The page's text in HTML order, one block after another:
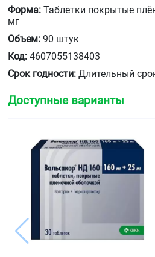
Форма: Таблетки покрытые
мг
Объем: 90 штук
Код: 4607055138403
Срок годности: Длительный
Доступные варианты